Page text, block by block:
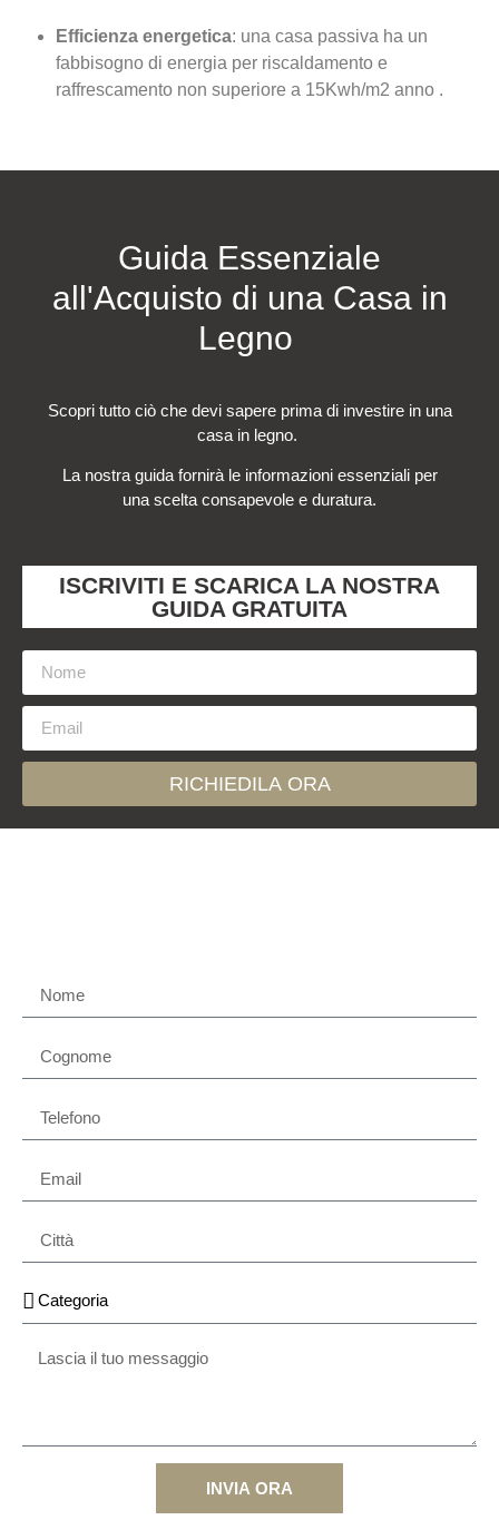
Efficienza energetica: una casa passiva ha un
fabbisogno di energia per riscaldamento e
raffrescamento non superiore a 15Kwh/m2 anno .
Guida Essenziale
all'Acquisto di una Casa in
Legno
Scopri tutto ciò che devi sapere prima di investire in una
casa in legno.
La nostra guida fornirà le informazioni essenziali per
una scelta consapevole e duratura.
ISCRIVITI E SCARICA LA NOSTRA
GUIDA GRATUITA
RICHIEDILA ORA
INVIA ORA